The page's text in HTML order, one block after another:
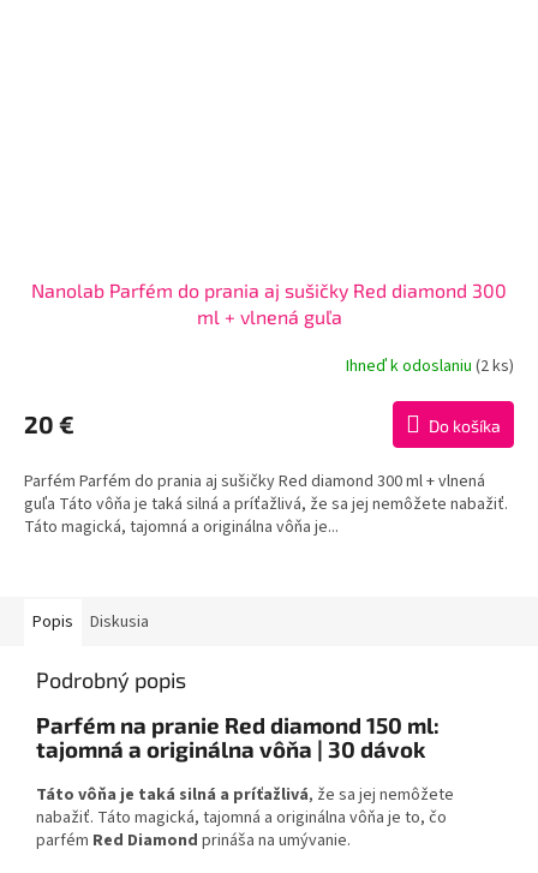
Nanolab Parfém do prania aj sušičky Red diamond 300
ml + vlnená guľa
Ihneď k odoslaniu (2 ks)
20 € Do košíka
Parfém Parfém do prania aj sušičky Red diamond 300 ml + vlnená
guľa Táto vôňa je taká silná a príťažlivá, že sa jej nemôžete nabažiť.
Táto magická, tajomná a originálna vôňa je...
Popis Diskusia
Podrobný popis
Parfém na pranie Red diamond 150 ml:
tajomná a originálna vôňa | 30 dávok
Táto vôňa je taká silná a príťažlivá, že sa jej nemôžete
nabažiť. Táto magická, tajomná a originálna vôňa je to, čo
parfém Red Diamond prináša na umývanie.